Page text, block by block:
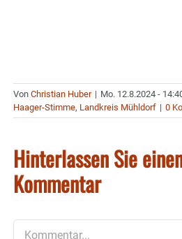
Von Christian Huber | Mo. 12.8.2024 -
Haager-Stimme, Landkreis Mühldorf | 0
Hinterlassen Sie
Kommentar